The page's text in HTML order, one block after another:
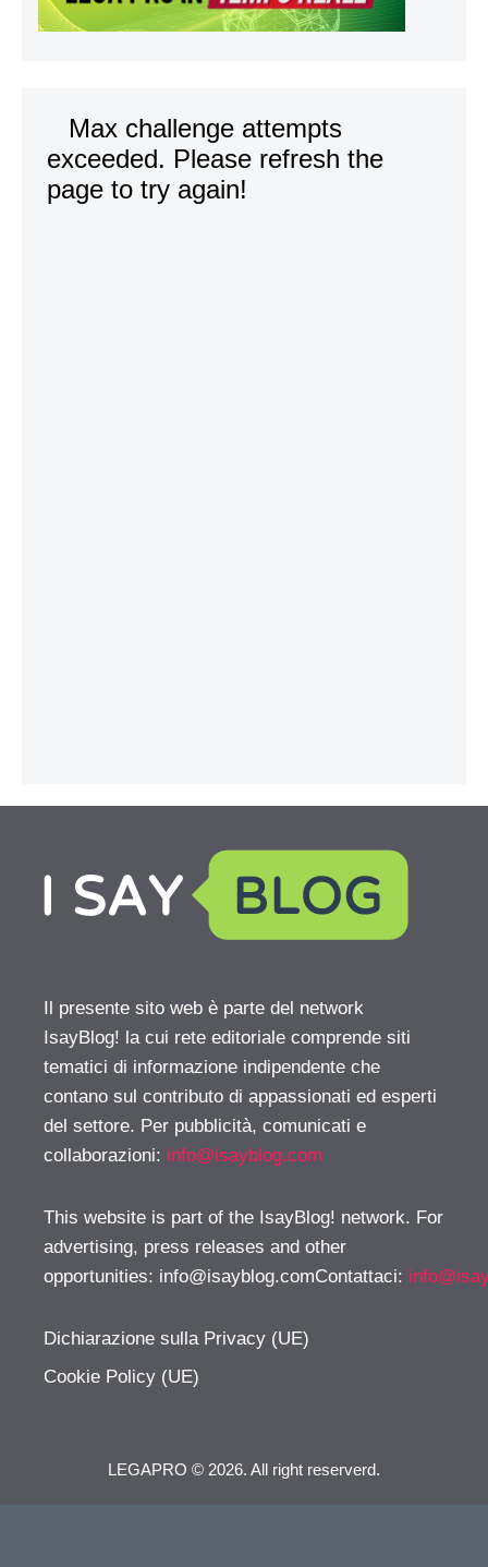
Il presente sito web è parte del network
IsayBlog! la cui rete editoriale comprende siti
tematici di informazione indipendente che
contano sul contributo di appassionati ed esperti
del settore. Per pubblicità, comunicati e
collaborazioni: info@isayblog.com
This website is part of the IsayBlog! network. For
advertising, press releases and other
opportunities: info@isayblog.comContattaci:
Dichiarazione sulla Privacy (UE)
Cookie Policy (UE)
LEGAPRO © 2026. All right reserverd.